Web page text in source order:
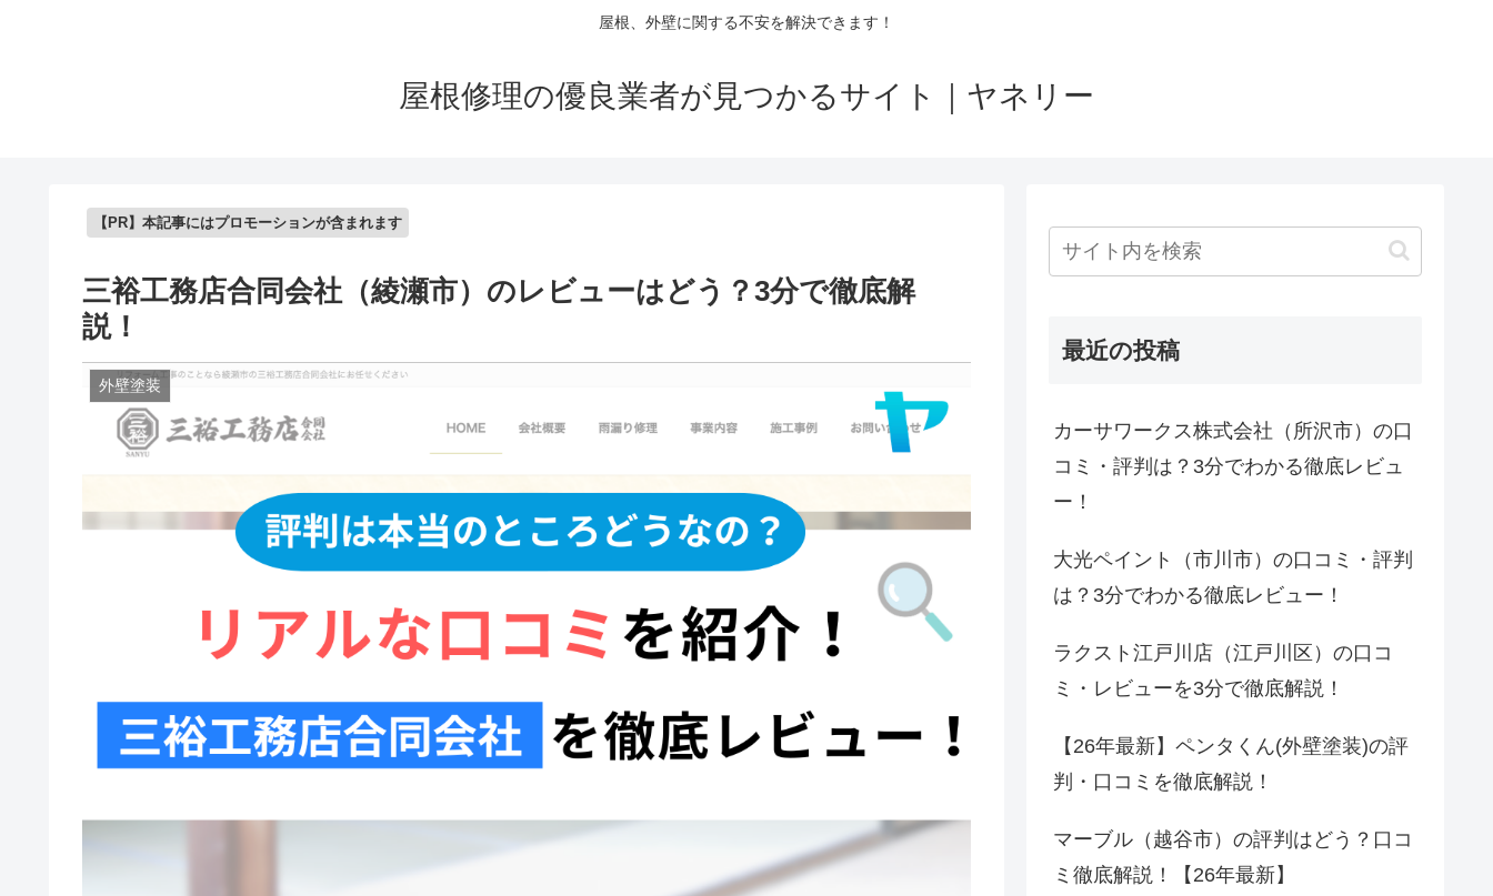
屋根、外壁に関する不安を解決できます！
屋根修理の優良業者が見つかるサイト｜ヤネリー
【PR】本記事にはプロモーションが含まれます
三裕工務店合同会社（綾瀬市）のレビューはどう？3分で徹底解
説！
外壁塗装
最近の投稿
カーサワークス株式会社（所沢市）の口
コミ・評判は？3分でわかる徹底レビュ
ー！
大光ペイント（市川市）の口コミ・評判
は？3分でわかる徹底レビュー！
ラクスト江戸川店（江戸川区）の口コ
ミ・レビューを3分で徹底解説！
【26年最新】ペンタくん(外壁塗装)の評
判・口コミを徹底解説！
マーブル（越谷市）の評判はどう？口コ
ミ徹底解説！【26年最新】